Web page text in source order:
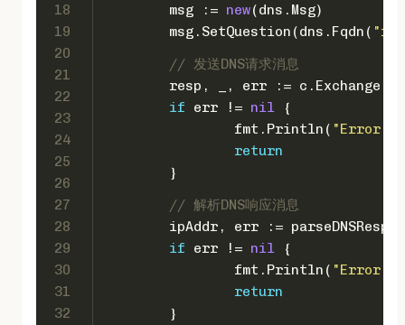
18
19
20
21
22
23
24
25
26
27
28
29
30
31
32
	msg :=
new(dns.Msg)
	msg.SetQuestion(dns.Fqdn(
// 发送DNS请求消息
resp, _, err :=
if err != nil {
		fmt.Println(
"Error
return
	}
// 解析DNS响应消息
ipAddr, err :=
if err != nil {
		fmt.Println(
"Error
return
	}